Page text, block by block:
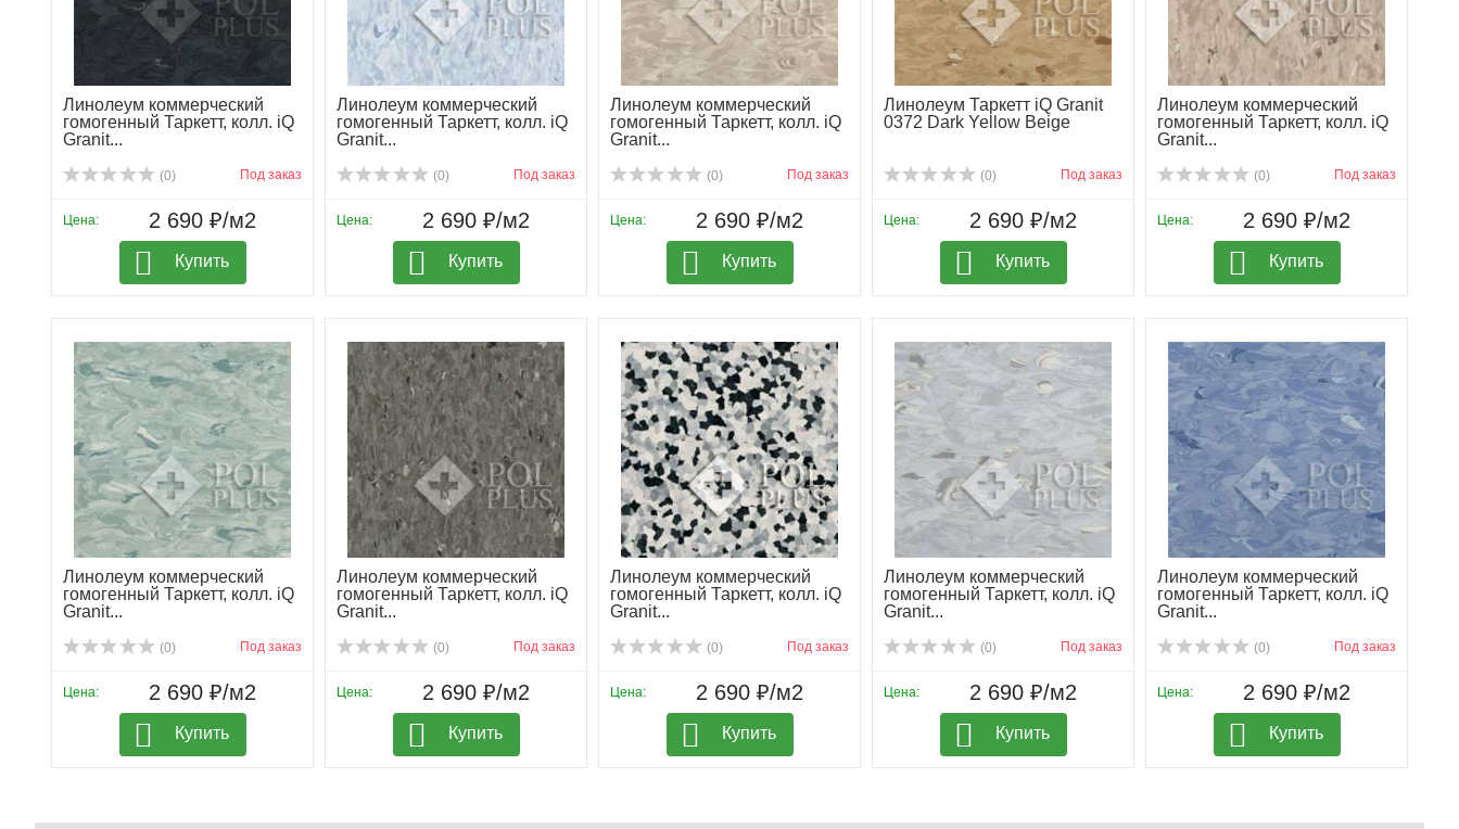
Линолеум коммерческий
гомогенный Таркетт, колл. iQ
Granit...
(0) Под заказ
Цена: 2 690 ₽/м2
Купить
Линолеум коммерческий
гомогенный Таркетт, колл. iQ
Granit...
(0) Под заказ
Цена: 2 690 ₽/м2
Купить
Линолеум коммерческий
гомогенный Таркетт, колл. iQ
Granit...
(0) Под заказ
Цена: 2 690 ₽/м2
Купить
Линолеум Таркетт iQ Granit
0372 Dark Yellow Beige
(0) Под заказ
Цена: 2 690 ₽/м2
Купить
Линолеум коммерческий
гомогенный Таркетт, колл. iQ
Granit...
(0) Под заказ
Цена: 2 690 ₽/м2
Купить
Линолеум коммерческий
гомогенный Таркетт, колл. iQ
Granit...
(0) Под заказ
Цена: 2 690 ₽/м2
Купить
Линолеум коммерческий
гомогенный Таркетт, колл. iQ
Granit...
(0) Под заказ
Цена: 2 690 ₽/м2
Купить
Линолеум коммерческий
гомогенный Таркетт, колл. iQ
Granit...
(0) Под заказ
Цена: 2 690 ₽/м2
Купить
Линолеум коммерческий
гомогенный Таркетт, колл. iQ
Granit...
(0) Под заказ
Цена: 2 690 ₽/м2
Купить
Линолеум коммерческий
гомогенный Таркетт, колл. iQ
Granit...
(0) Под заказ
Цена: 2 690 ₽/м2
Купить